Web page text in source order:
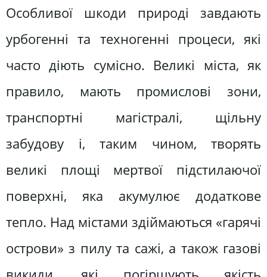
Особливої шкоди природі завдають
урбогенні та техногенні процеси, які
часто діють сумісно. Великі міста, як
правило, мають промислові зони,
транспортні магістралі, щільну
забудову і, таким чином, творять
великі площі мертвої підстилаючої
поверхні, яка акумулює додаткове
тепло. Над містами здіймаються «гарячі
острови» з пилу та сажі, а також газові